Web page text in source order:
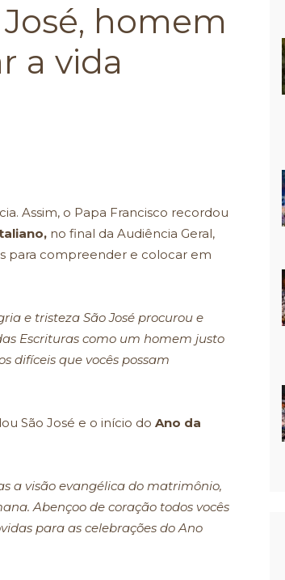
homem
a vida
Assim, o Papa Francisco recordou
no final da Audiência Geral,
para compreender e colocar em
e tristeza São José procurou e
Escrituras como um homem justo
difíceis que vocês possam
São José e o início do Ano da
a visão evangélica do matrimônio,
Abençoo de coração todos vocês
para as celebrações do Ano